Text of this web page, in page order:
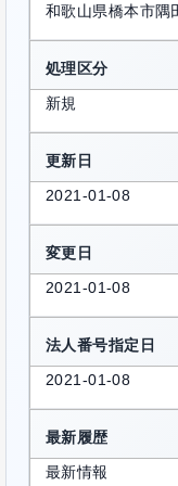
和歌山県橋本市隅
処理区分
新規
更新日
2021-01-08
変更日
2021-01-08
法人番号指定日
2021-01-08
最新履歴
最新情報